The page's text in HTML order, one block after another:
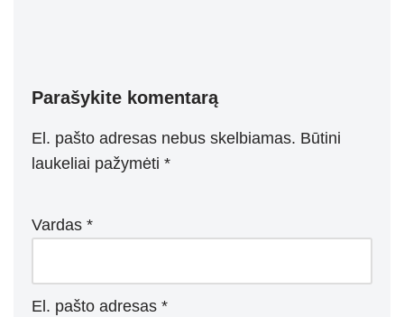
Parašykite komentarą
El. pašto adresas nebus skelbiamas. Būtini
laukeliai pažymėti *
Vardas *
El. pašto adresas *